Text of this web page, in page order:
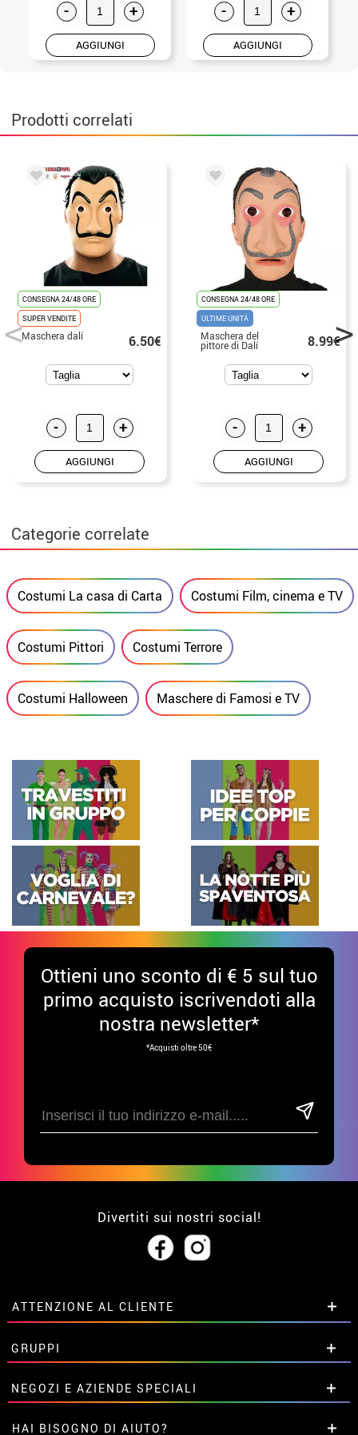
- +
AGGIUNGI
- +
AGGIUNGI
Prodotti correlati
CONSEGNA 24/48 ORE
SUPER VENDITE
Maschera dalí 6.50€
- +
AGGIUNGI
CONSEGNA 24/48 ORE
ULTIME UNITÀ
Maschera del
pittore di Dalí 8.99€
- +
AGGIUNGI
Categorie correlate
Costumi La casa di Carta Costumi Film, cinema e TV
Costumi Pittori Costumi Terrore
Costumi Halloween Maschere di Famosi e TV
Ottieni uno sconto di € 5 sul tuo
primo acquisto iscrivendoti alla
nostra newsletter*
*Acquisti oltre 50€
Divertiti sui nostri social!
ATTENZIONE AL CLIENTE
• Su di noi
• Condizioni di vendita
• Avviso legale privacy
• Attenzione al cliente
• Utilizzo dei cookies
GRUPPI
Sconti speciali per gruppi.
Contattaci qui
NEGOZI E AZIENDE SPECIALI
Sconti speciali per gruppi.
HAI BISOGNO DI AIUTO?